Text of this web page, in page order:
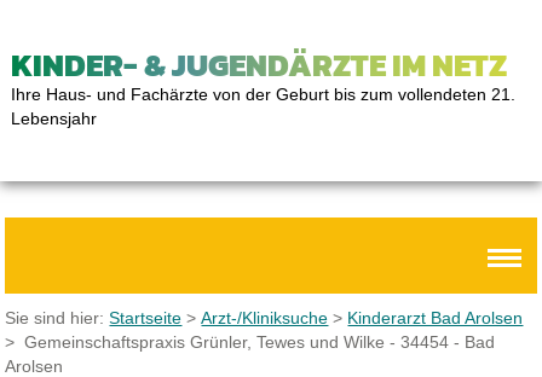
KINDER- & JUGENDÄRZTE IM NETZ
Ihre Haus- und Fachärzte von der Geburt bis zum vollendeten 21.
Lebensjahr
Sie sind hier:Startseite >Arzt-/Kliniksuche > Kinderarzt Bad Arolsen
> Gemeinschaftspraxis Grünler, Tewes und Wilke - 34454 - Bad
Arolsen